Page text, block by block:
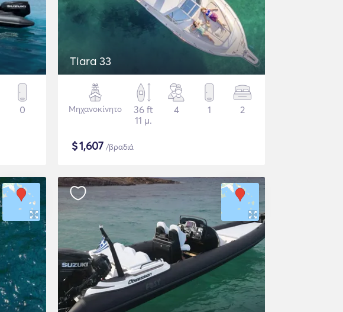
0
Tiara 33
Μηχανοκίνητο
36 ft
11 μ.
4 1 2
$1,607 /βραδιά